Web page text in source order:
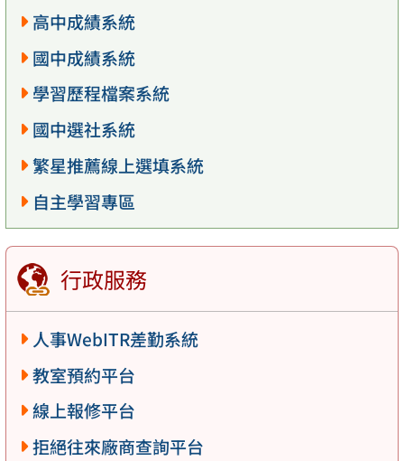
高中成績系統
國中成績系統
學習歷程檔案系統
國中選社系統
繁星推薦線上選填系統
自主學習專區
行政服務
人事WebITR差勤系統
教室預約平台
線上報修平台
拒絕往來廠商查詢平台